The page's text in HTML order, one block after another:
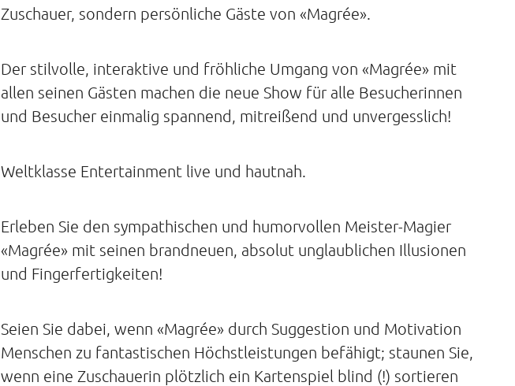
Zuschauer, sondern persönliche Gäste von «Magrée».
Der stilvolle, interaktive und fröhliche Umgang von «Magrée» mit
allen seinen Gästen machen die neue Show für alle Besucherinnen
und Besucher einmalig spannend, mitreißend und unvergesslich!
Weltklasse Entertainment live und hautnah.
Erleben Sie den sympathischen und humorvollen Meister-Magier
«Magrée» mit seinen brandneuen, absolut unglaublichen Illusionen
und Fingerfertigkeiten!
Seien Sie dabei, wenn «Magrée» durch Suggestion und Motivation
Menschen zu fantastischen Höchstleistungen befähigt; staunen Sie,
wenn eine Zuschauerin plötzlich ein Kartenspiel blind (!) sortieren